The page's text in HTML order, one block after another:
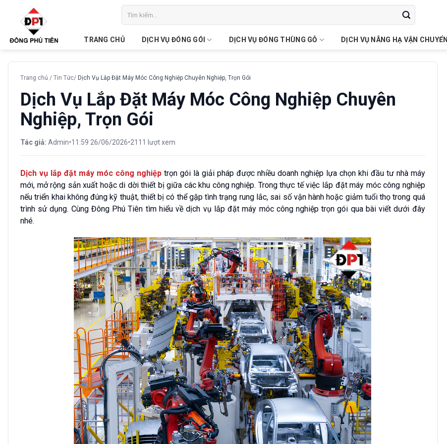
dung
kiếm:
TRANG CHỦ DỊCH VỤ ĐÓNG GÓI DỊCH VỤ ĐÓNG THÙNG GỖ DỊCH VỤ NÂNG HẠ VẬN CHUYỂN
Trang chủ / Tin Tức/ Dịch Vụ Lắp Đặt Máy Móc Công Nghiệp Chuyên Nghiệp, Trọn Gói
Dịch Vụ Lắp Đặt Máy Móc Công Nghiệp Chuyên
Nghiệp, Trọn Gói
Tác giả: Admin•11:59 26/06/2026•2111 lượt xem
Dịch vụ lắp đặt máy móc công nghiệptrọn gói là giải pháp được nhiều doanh nghiệp lựa chọn khi đầu tư nhà máy
mới, mở rộng sản xuất hoặc di dời thiết bị giữa các khu công nghiệp. Trong thực tế việc lắp đặt máy móc công nghiệp
nếu triển khai không đúng kỹ thuật, thiết bị có thể gặp tình trạng rung lắc, sai số vận hành hoặc giảm tuổi thọ trong quá
trình sử dụng. Cùng Đông Phú Tiên tìm hiểu về dịch vụ lắp đặt máy móc công nghiệp trọn gói qua bài viết dưới đây
nhé.